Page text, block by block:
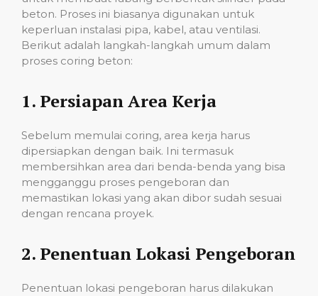
beton. Proses ini biasanya digunakan untuk
keperluan instalasi pipa, kabel, atau ventilasi.
Berikut adalah langkah-langkah umum dalam
proses coring beton:
1. Persiapan Area Kerja
Sebelum memulai coring, area kerja harus
dipersiapkan dengan baik. Ini termasuk
membersihkan area dari benda-benda yang bisa
mengganggu proses pengeboran dan
memastikan lokasi yang akan dibor sudah sesuai
dengan rencana proyek.
2. Penentuan Lokasi Pengeboran
Penentuan lokasi pengeboran harus dilakukan